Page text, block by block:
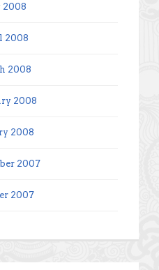
2008
2008
2008
2008
2008
2007
2007